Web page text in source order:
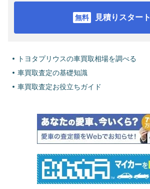
見積りスタート
トヨタプリウスの車買取相場を調べる
車買取査定の基礎知識
車買取査定お役立ちガイド